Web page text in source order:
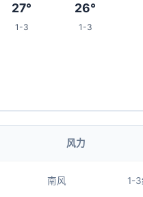
27°
1-3
26°
1-3
1-3 1-3
风力
南风 1-3